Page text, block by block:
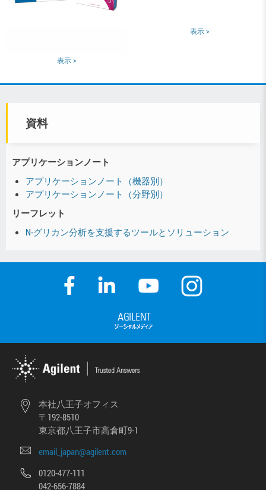
表示 >
表示 >
資料
アプリケーションノート
アプリケーションノート（機器別）
アプリケーションノート（分野別）
リーフレット
N-グリカン分析を支援するツールとソリューション
本社八王子オフィス
〒192-8510
東京都八王子市高倉町9-1
email_japan@agilent.com
0120-477-111
042-656-7884